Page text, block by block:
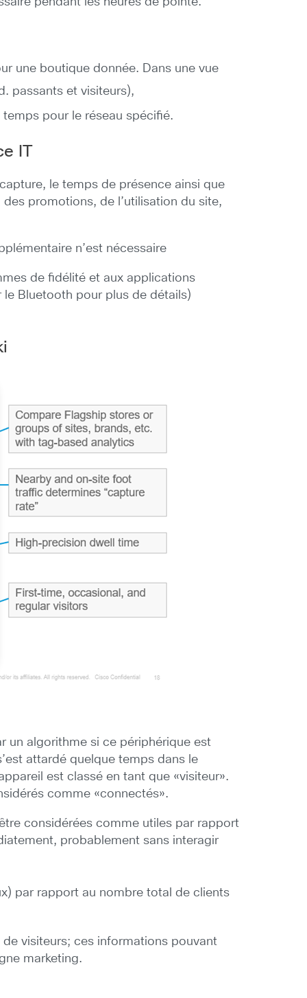
une boutique donnée. Dans une vue
passants et visiteurs),
pour le réseau spécifié.
IT
le temps de présence ainsi que
promotions, de l’utilisation du site,
n’est nécessaire
de fidélité et aux applications
Bluetooth pour plus de détails)
un algorithme si ce périphérique est
attardé quelque temps dans le
est classé en tant que «visiteur».
comme «connectés».
considérées comme utiles par rapport
probablement sans interagir
par rapport au nombre total de clients
de visiteurs; ces informations pouvant
marketing.